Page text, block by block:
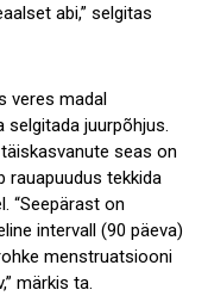
abi,” selgitas
veres madal
selgitada juurpõhjus.
seas on
rauapuudus tekkida
“Seepärast on
intervall (90 päeva)
menstruatsiooni
märkis ta.